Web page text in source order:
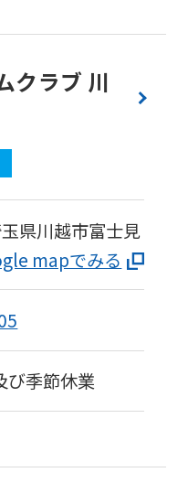
クラブ 川
県川越市富士見
mapでみる
び季節休業